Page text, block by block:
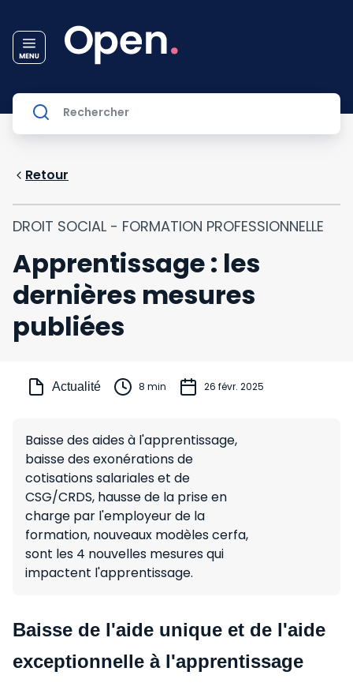
Retour
DROIT SOCIAL - FORMATION PROFESSIONNELLE
Apprentissage : les
dernières mesures
publiées
Actualité 8 min 26 févr. 2025
Baisse des aides à l'apprentissage,
baisse des exonérations de
cotisations salariales et de
CSG/CRDS, hausse de la prise en
charge par l'employeur de la
formation, nouveaux modèles cerfa,
sont les 4 nouvelles mesures qui
impactent l'apprentissage.
Baisse de l'aide unique et de l'aide
exceptionnelle à l'apprentissage